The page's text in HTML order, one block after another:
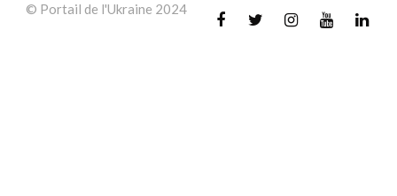
© Portail de l'Ukraine 2024